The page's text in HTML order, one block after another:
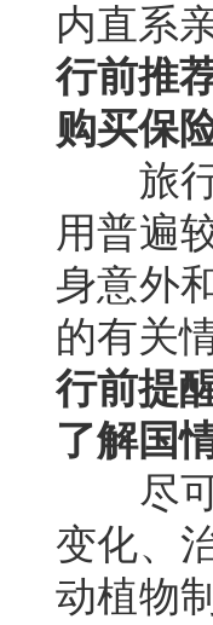
内直系
行前推
购买保
旅行
用普遍
身意外
的有关
行前提
了解国
尽可
变化、
动植物